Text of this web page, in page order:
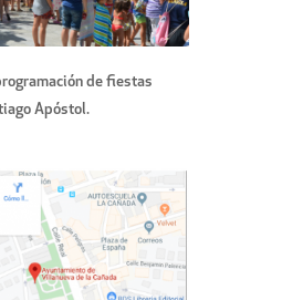
de fiestas
Apóstol.